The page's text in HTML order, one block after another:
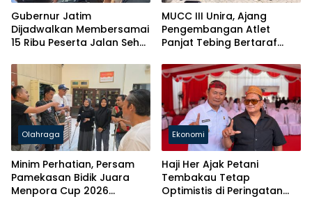
Gubernur Jatim
Dijadwalkan Membersamai
15 Ribu Peserta Jalan Sehat
MUCC III Unira, Ajang
Pengembangan Atlet
Panjat Tebing Bertaraf
Olahraga
Minim Perhatian, Persam
Pamekasan Bidik Juara
Menpora Cup 2026
Ekonomi
Haji Her Ajak Petani
Tembakau Tetap
Optimistis di Peringatan